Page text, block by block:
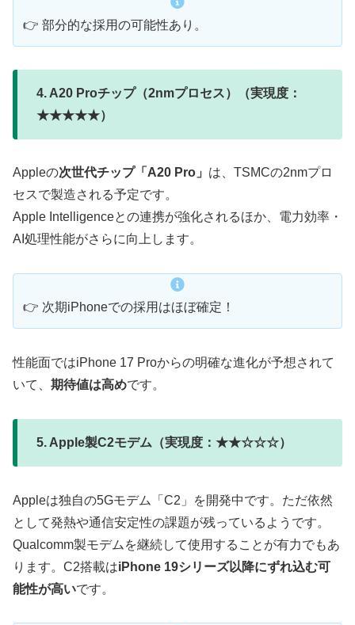
👉 部分的な採用の可能性あり。
4. A20 Proチップ（2nmプロセス）（実現度：
★★★★★）
Appleの次世代チップ「A20 Pro」 は、TSMCの2nmプロ
セスで製造される予定です。
Apple Intelligenceとの連携が強化されるほか、電力効率・
AI処理性能がさらに向上します。
👉 次期iPhoneでの採用はほぼ確定！
性能面ではiPhone 17 Proからの明確な進化が予想されて
いて、 期待値は高めです。
5. Apple製C2モデム（実現度：★★☆☆☆）
Appleは独自の5Gモデム「C2」を開発中です。ただ依然
として発熱や通信安定性の課題が残っているようです。
Qualcomm製モデムを継続して使用することが有力でもあ
ります。C2搭載はiPhone 19シリーズ以降にずれ込む可
能性が高いです。